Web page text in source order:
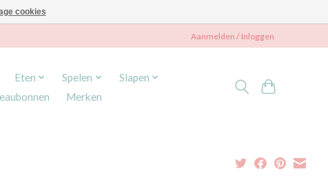
Aanmelden / Inloggen
Eten Spelen
Slapen
Merken
cookies